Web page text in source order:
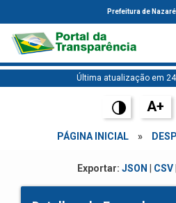
Prefeitura de
Última atualização em
A+
PÁGINA INICIAL »
Exportar: JSON CSV|